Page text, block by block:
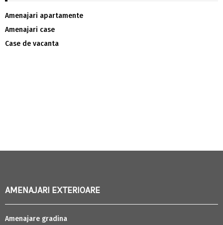
Amenajari apartamente
Amenajari case
Case de vacanta
AMENAJARI EXTERIOARE
Amenajare gradina